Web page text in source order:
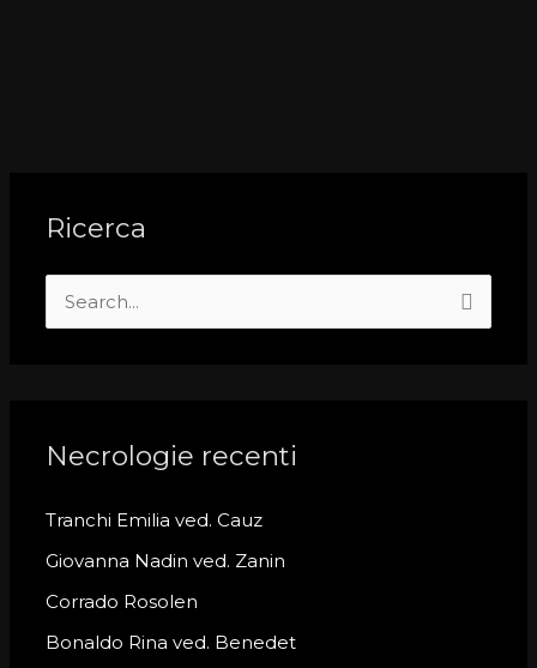
Ricerca
c
f
o
r
:
Necrologie recenti
Tranchi Emilia ved. Cauz
Giovanna Nadin ved. Zanin
Corrado Rosolen
Bonaldo Rina ved. Benedet